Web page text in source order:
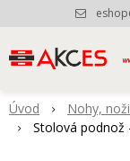
Úvod Nohy,
Stolová podnož